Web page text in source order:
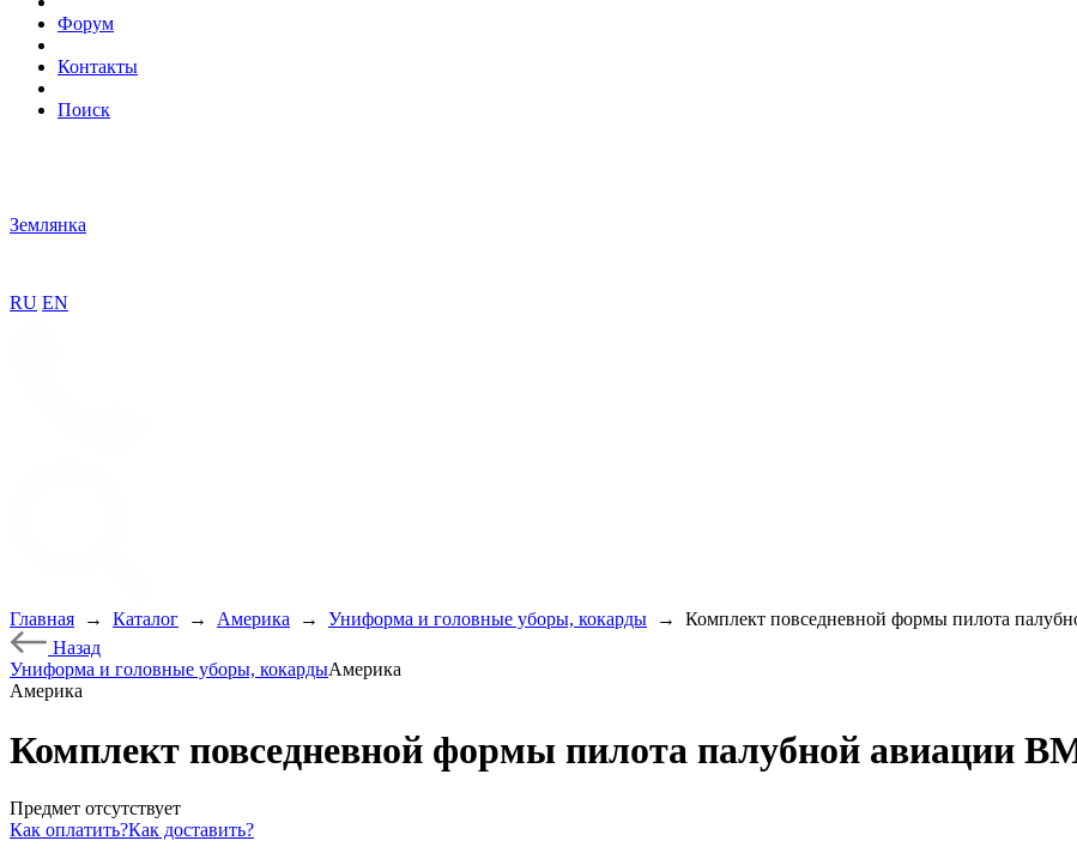
Форум
Контакты
Поиск
Землянка
RU EN
Главная → Каталог → Америка → Униформа и головные уборы, кокарды →
Комплект повседневной формы пилота
Назад
Униформа и головные уборы, кокардыАмерика
Америка
Комплект повседневной формы пилота палубной авиации
Предмет отсутствует
Как оплатить?Как доставить?